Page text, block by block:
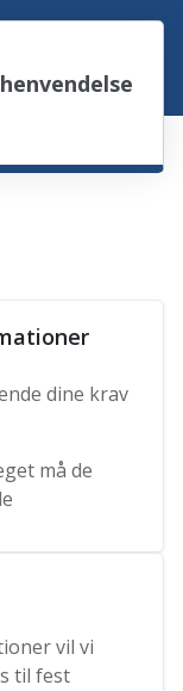
dine krav
må de
vil vi
til fest